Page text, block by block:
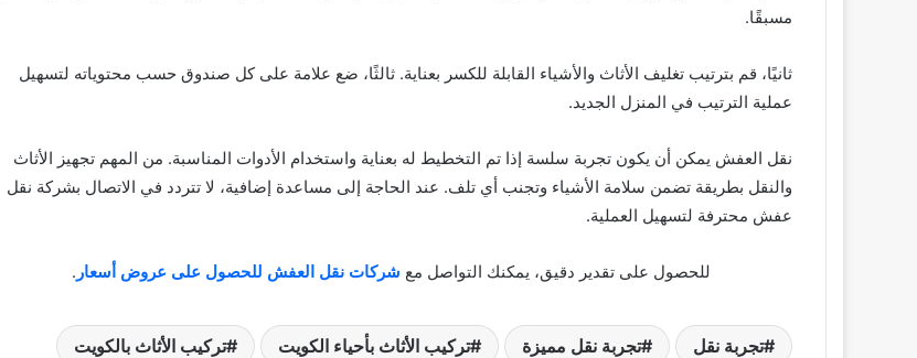
مسبقًا.
ثانيًا، قم بترتيب تغليف الأثاث والأشياء القابلة للكسر بعناية. ثالثًا، ضع علامة على كل صندوق حسب محتوياته لتسهيل
عملية الترتيب في المنزل الجديد.
نقل العفش يمكن أن يكون تجربة سلسة إذا تم التخطيط له بعناية واستخدام الأدوات المناسبة. من المهم تجهيز الأثاث
والنقل بطريقة تضمن سلامة الأشياء وتجنب أي تلف. عند الحاجة إلى مساعدة إضافية، لا تتردد في الاتصال بشركة نقل
عفش محترفة لتسهيل العملية.
للحصول على تقدير دقيق، يمكنك التواصل مع شركات نقل العفش للحصول على عروض أسعار .
تجربة نقل تجربة نقل مميزة تركيب الأثاث بأحياء الكويت تركيب الأثاث بالكويت